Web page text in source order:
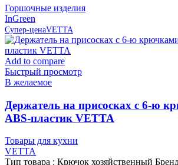
Горшочные изделия
InGreen
Супер-ценаVETTA
Add to compare
Быстрый просмотр
В желаемое
Держатель на присосках с 6-ю
ABS-пластик VETTA
Товары для кухни
VETTA
Тип товара : Крючок хозяйственный